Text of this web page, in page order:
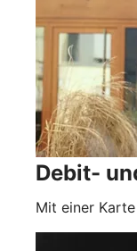
Debit-
Mit einer